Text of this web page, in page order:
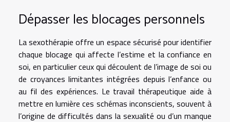
Dépasser les blocages personnels
La sexothérapie offre un espace sécurisé pour identifier
chaque blocage qui affecte l’estime et la confiance en
soi, en particulier ceux qui découlent de l’image de soi ou
de croyances limitantes intégrées depuis l’enfance ou
au fil des expériences. Le travail thérapeutique aide à
mettre en lumière ces schémas inconscients, souvent à
l’origine de difficultés dans la sexualité ou d’un manque